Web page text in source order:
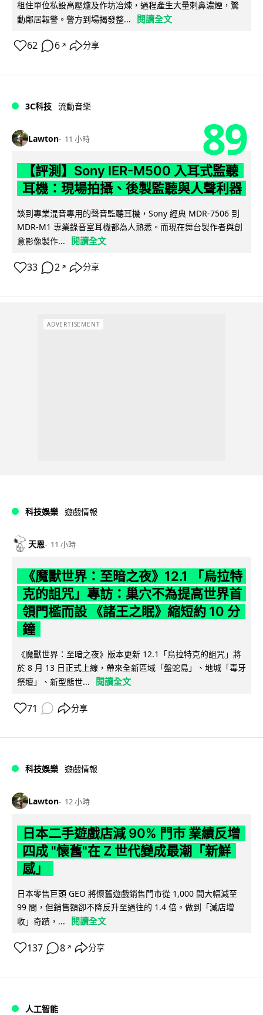
租住單位私設高壓爐及作坊冶煉，過程產生大量刺鼻濃煙，驚
動鄰居報警。警方到場揭發整...
閱讀全文
62 6 ↗ 分享
3C科技 流動音樂
Lawton 11 小時 89
【評測】Sony IER-M500 入耳式監聽
耳機：現場拍攝、後製監聽與人聲利器
談到專業混音專用的聲音監聽耳機，Sony 經典 MDR-7506 到
MDR-M1 專業錄音室耳機都為人熟悉。而現在舞台製作者與創
意影像製作...
閱讀全文
33 2 ↗ 分享
ADVERTISEMENT
科技娛樂 遊戲情報
天恩 11 小時
《魔獸世界：至暗之夜》12.1 「烏拉特
克的詛咒」專訪：巢穴不為提高世界首
領門檻而設 《諸王之眠》縮短約 10 分
鐘
《魔獸世界：至暗之夜》版本更新 12.1「烏拉特克的詛咒」將
於 8 月 13 日正式上線，帶來全新區域「盤蛇島」、地城「毒牙
祭壇」、新型態世...
閱讀全文
71 分享
科技娛樂 遊戲情報
Lawton 12 小時
日本二手遊戲店減 90% 門市 業績反增
四成 "懷舊"在 Z 世代變成最潮「新鮮
感」
日本零售巨頭 GEO 將懷舊遊戲銷售門市從 1,000 間大幅減至
99 間，但銷售額卻不降反升至過往的 1.4 倍。做到「減店增
收」奇蹟，...
閱讀全文
137 8 ↗ 分享
人工智能